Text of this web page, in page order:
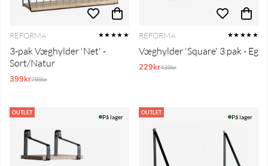
REFORMA ★★★★★
3-pak Væghylder 'Net' -
Sort/Natur
399krNormalpris:
799kr
REFORMA ★★★★★
Væghylder 'Square' 3 pak - Eg
229krNormalpris:
439kr
OUTLET
På lager
OUTLET
På lager